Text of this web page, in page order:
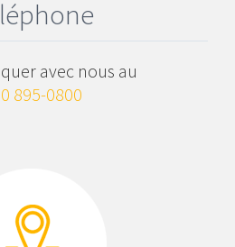
avec nous au
895-0800